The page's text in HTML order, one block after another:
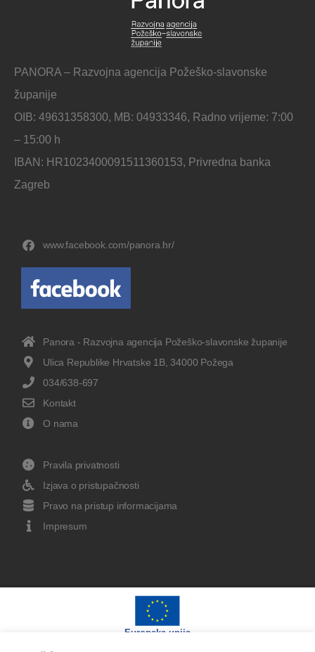
PANORA – Razvojna agencija Požeško-slavonske
županije
OIB: 49631358300, MB: 04933346, Radno vrijeme: 7:00
– 15:00 h
IBAN: HR1023400091511360153, Privredna banka
Zagreb
www.facebook.com/panora.hr/
Panora - Razvojna agencija Požeško-slavonske županije
Ulica Republike Hrvatske 1B, 34000 Požega
034/638-697
Kontakt
O nama
Pravila privatnosti
Izjava o pristupačnosti
Pravo na pristup informacijama
Impresum
Europska unija